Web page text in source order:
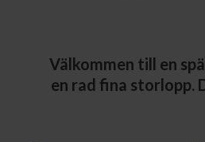
Välkommen till en
en rad fina storlopp.